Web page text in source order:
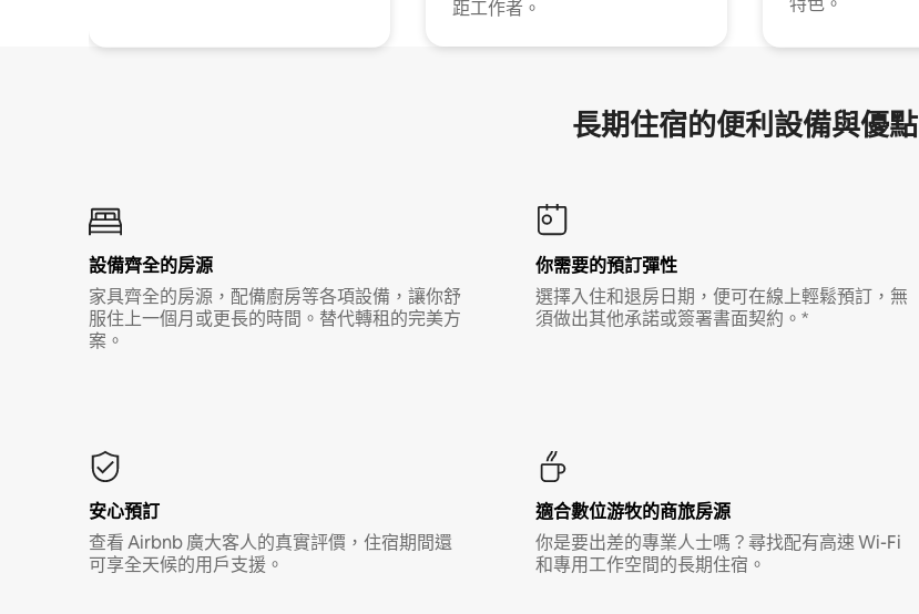
距工作者。
長期住宿的便利設備與優點
設備齊全的房源
家具齊全的房源，配備廚房等各項設備，讓你舒
服住上一個月或更長的時間。替代轉租的完美方
案。
你需要的預訂彈性
選擇入住和退房日期，便可在線上輕鬆預訂，無
須做出其他承諾或簽署書面契約。*
安心預訂
查看 Airbnb 廣大客人的真實評價，住宿期間還
可享全天候的用戶支援。
適合數位游牧的商旅房源
你是要出差的專業人士嗎？尋找配有高速 Wi-Fi
和專用工作空間的長期住宿。